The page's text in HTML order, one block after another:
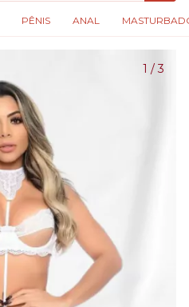
PÊNIS ANAL
1 /3